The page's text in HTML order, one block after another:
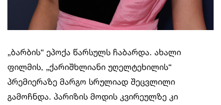
„ბარბის“ ეპოქა წარსულს ჩაბარდა. ახალი
ფილმის, „ქარიშხლიანი უღელტეხილის“
პრემიერაზე მარგო სრულიად შეცვლილი
გამოჩნდა. პარიზის მოდის კვირეულზე კი